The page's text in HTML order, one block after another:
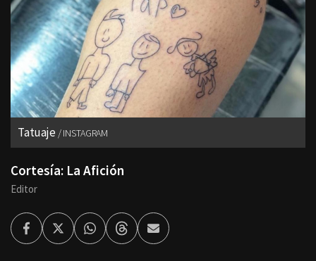
Tatuaje INSTAGRAM
Cortesía: La Afición
Editor
FacebookTwitterWhatsappThreadsEnviar
por